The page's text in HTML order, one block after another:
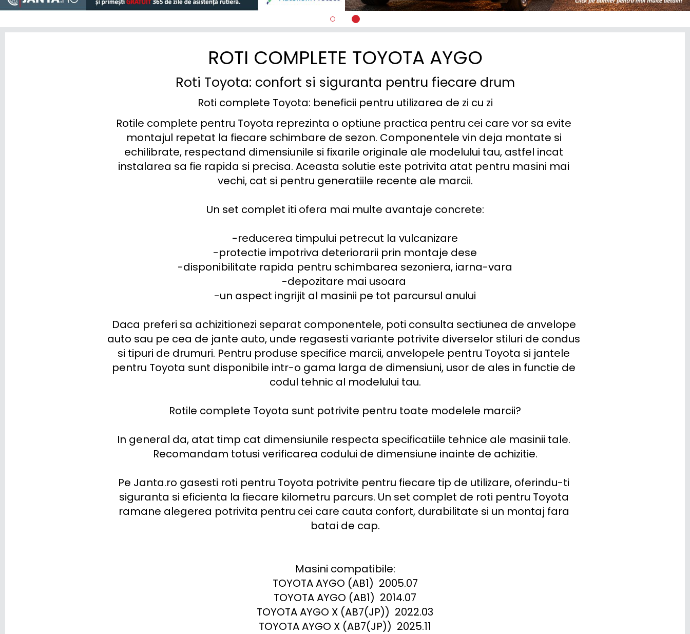
URBAN CRUISER
VERSO
VERSO S
ROTI COMPLETE TOYOTA AYGO
Roti Toyota: confort si siguranta pentru fiecare drum
Roti complete Toyota: beneficii pentru utilizarea de zi cu zi
Rotile complete pentru Toyota reprezinta o optiune practica pentru cei care vor sa evite
montajul repetat la fiecare schimbare de sezon. Componentele vin deja montate si
echilibrate, respectand dimensiunile si fixarile originale ale modelului tau, astfel incat
instalarea sa fie rapida si precisa. Aceasta solutie este potrivita atat pentru masini mai
vechi, cat si pentru generatiile recente ale marcii.
Un set complet iti ofera mai multe avantaje concrete:
-reducerea timpului petrecut la vulcanizare
-protectie impotriva deteriorarii prin montaje dese
-disponibilitate rapida pentru schimbarea sezoniera, iarna-vara
-depozitare mai usoara
-un aspect ingrijit al masinii pe tot parcursul anului
Daca preferi sa achizitionezi separat componentele, poti consulta sectiunea de anvelope
auto sau pe cea de jante auto, unde regasesti variante potrivite diverselor stiluri de condus
si tipuri de drumuri. Pentru produse specifice marcii, anvelopele pentru Toyota si jantele
pentru Toyota sunt disponibile intr-o gama larga de dimensiuni, usor de ales in functie de
codul tehnic al modelului tau.
Rotile complete Toyota sunt potrivite pentru toate modelele marcii?
In general da, atat timp cat dimensiunile respecta specificatiile tehnice ale masinii tale.
Recomandam totusi verificarea codului de dimensiune inainte de achizitie.
Pe Janta.ro gasesti roti pentru Toyota potrivite pentru fiecare tip de utilizare, oferindu-ti
siguranta si eficienta la fiecare kilometru parcurs. Un set complet de roti pentru Toyota
ramane alegerea potrivita pentru cei care cauta confort, durabilitate si un montaj fara
batai de cap.
Masini compatibile:
TOYOTA AYGO (AB1)  2005.07
TOYOTA AYGO (AB1)  2014.07
TOYOTA AYGO X (AB7(JP))  2022.03
TOYOTA AYGO X (AB7(JP))  2025.11